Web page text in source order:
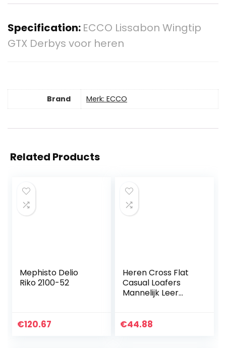
Specification: ECCO Lissabon Wingtip
GTX Derbys voor heren
Brand Merk: ECCO
Related Products
Mephisto Delio
Riko 2100-52
€120.67
Heren Cross Flat
Casual Loafers
Mannelijk Leer
Klassieke Jurk
€44.88